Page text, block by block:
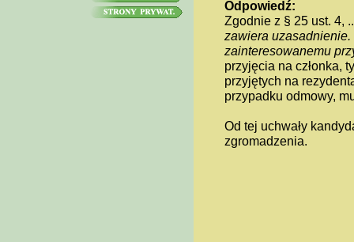
Odpowiedź:
Zgodnie z § 25 ust. 4,
zawiera uzasadnienie.
zainteresowanemu
przyjęcia na członka,
przyjętych na
przypadku odmowy,
Od tej uchwały
zgromadzenia.